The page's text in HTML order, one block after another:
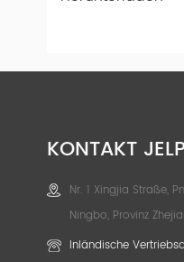
KONTAKT
Nr. 1 Xingjia Straße,
Ningbo, Provinz
Inländische